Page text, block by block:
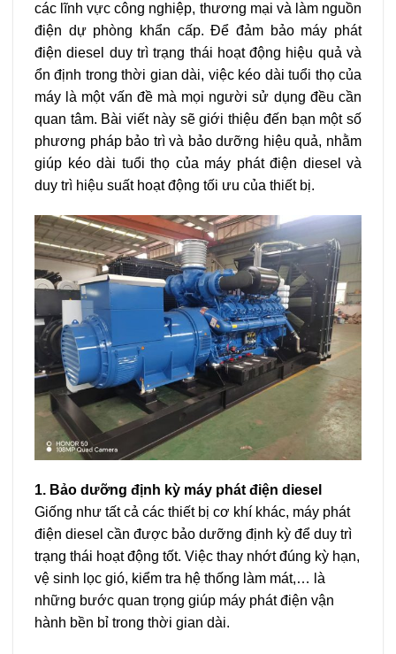
các lĩnh vực công nghiệp, thương mại và làm nguồn
điện dự phòng khẩn cấp. Để đảm bảo máy phát
điện diesel duy trì trạng thái hoạt động hiệu quả và
ổn định trong thời gian dài, việc kéo dài tuổi thọ của
máy là một vấn đề mà mọi người sử dụng đều cần
quan tâm. Bài viết này sẽ giới thiệu đến bạn một số
phương pháp bảo trì và bảo dưỡng hiệu quả, nhằm
giúp kéo dài tuổi thọ của máy phát điện diesel và
duy trì hiệu suất hoạt động tối ưu của thiết bị.
1. Bảo dưỡng định kỳ máy phát điện diesel
Giống như tất cả các thiết bị cơ khí khác, máy phát
điện diesel cần được bảo dưỡng định kỳ để duy trì
trạng thái hoạt động tốt. Việc thay nhớt đúng kỳ hạn,
vệ sinh lọc gió, kiểm tra hệ thống làm mát,… là
những bước quan trọng giúp máy phát điện vận
hành bền bỉ trong thời gian dài.